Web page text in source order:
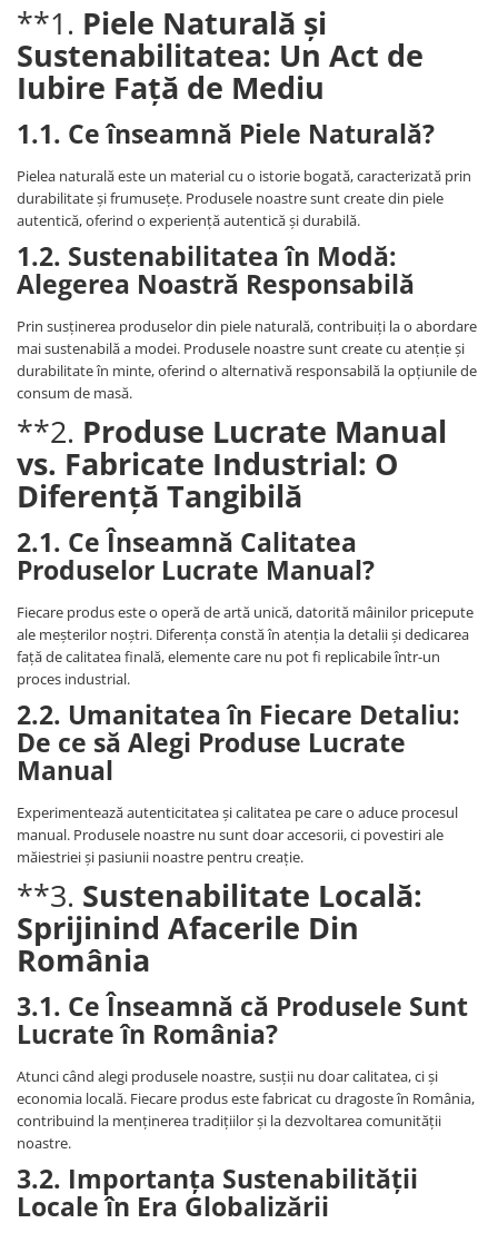
**1. Piele Naturală și
Sustenabilitatea: Un Act de
Iubire Față de Mediu
1.1. Ce înseamnă Piele Naturală?
Pielea naturală este un material cu o istorie bogată, caracterizată prin
durabilitate și frumusețe. Produsele noastre sunt create din piele
autentică, oferind o experiență autentică și durabilă.
1.2. Sustenabilitatea în Modă:
Alegerea Noastră Responsabilă
Prin susținerea produselor din piele naturală, contribuiți la o abordare
mai sustenabilă a modei. Produsele noastre sunt create cu atenție și
durabilitate în minte, oferind o alternativă responsabilă la opțiunile de
consum de masă.
**2. Produse Lucrate Manual
vs. Fabricate Industrial: O
Diferență Tangibilă
2.1. Ce Înseamnă Calitatea
Produselor Lucrate Manual?
Fiecare produs este o operă de artă unică, datorită mâinilor pricepute
ale meșterilor noștri. Diferența constă în atenția la detalii și dedicarea
față de calitatea finală, elemente care nu pot fi replicabile într-un
proces industrial.
2.2. Umanitatea în Fiecare Detaliu:
De ce să Alegi Produse Lucrate
Manual
Experimentează autenticitatea și calitatea pe care o aduce procesul
manual. Produsele noastre nu sunt doar accesorii, ci povestiri ale
măiestriei și pasiunii noastre pentru creație.
**3. Sustenabilitate Locală:
Sprijinind Afacerile Din
România
3.1. Ce Înseamnă că Produsele Sunt
Lucrate în România?
Atunci când alegi produsele noastre, susții nu doar calitatea, ci și
economia locală. Fiecare produs este fabricat cu dragoste în România,
contribuind la menținerea tradițiilor și la dezvoltarea comunității
noastre.
3.2. Importanța Sustenabilității
Locale în Era Globalizării